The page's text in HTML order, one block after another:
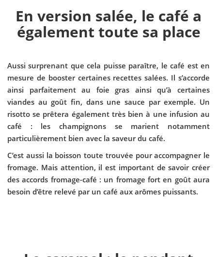
En version salée, le café a
également toute sa place
Aussi surprenant que cela puisse paraître, le café est en
mesure de booster certaines recettes salées. Il s’accorde
ainsi parfaitement au foie gras ainsi qu’à certaines
viandes au goût fin, dans une sauce par exemple. Un
risotto se prêtera également très bien à une infusion au
café : les champignons se marient notamment
particulièrement bien avec la saveur du café.
C’est aussi la boisson toute trouvée pour accompagner le
fromage. Mais attention, il est important de savoir créer
des accords fromage-café : un fromage fort en goût aura
besoin d’être relevé par un café aux arômes puissants.